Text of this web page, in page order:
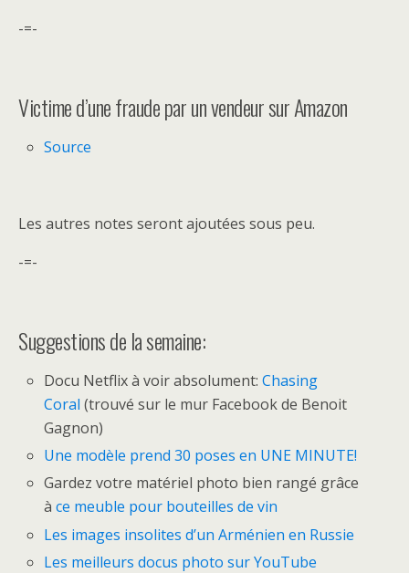
-=-
Victime d’une fraude par un vendeur sur Amazon
Source
Les autres notes seront ajoutées sous peu.
-=-
Suggestions de la semaine:
Docu Netflix à voir absolument:Chasing
Coral (trouvé sur le mur Facebook de Benoit
Gagnon)
Une modèle prend 30 poses en UNE MINUTE!
Gardez votre matériel photo bien rangé grâce
àce meuble pour bouteilles de vin
Les images insolites d’un Arménien en Russie
Les meilleurs docus photo sur YouTube